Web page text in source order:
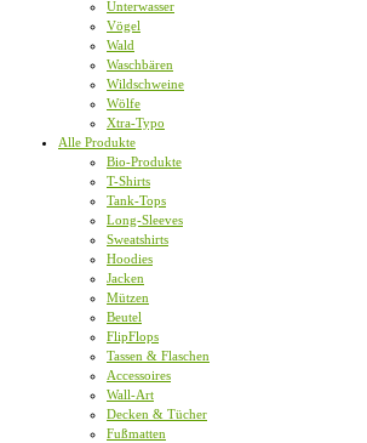
Unterwasser
Vögel
Wald
Waschbären
Wildschweine
Wölfe
Xtra-Typo
Alle Produkte
Bio-Produkte
T-Shirts
Tank-Tops
Long-Sleeves
Sweatshirts
Hoodies
Jacken
Mützen
Beutel
FlipFlops
Tassen & Flaschen
Accessoires
Wall-Art
Decken & Tücher
Fußmatten